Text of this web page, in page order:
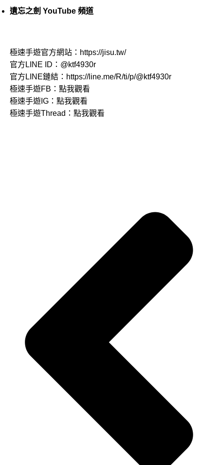
遺忘之劍 YouTube 頻道
極速手遊官方網站： https://jisu.tw/
官方LINE ID： @ktf4930r
官方LINE鏈結： https://line.me/R/ti/p/@ktf4930r
極速手遊FB： 點我觀看
極速手遊IG： 點我觀看
極速手遊Thread： 點我觀看